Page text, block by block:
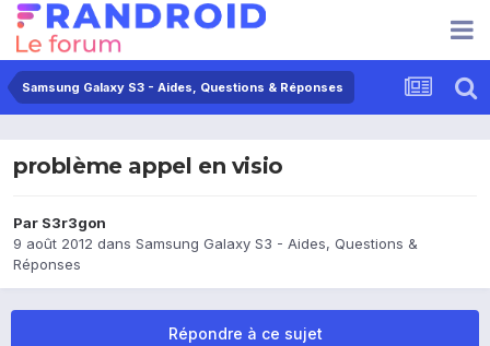
Samsung Galaxy S3 - Aides, Questions & Réponses
problème appel en visio
Par S3r3gon
9 août 2012 dans Samsung Galaxy S3 - Aides, Questions &
Réponses
Répondre à ce sujet